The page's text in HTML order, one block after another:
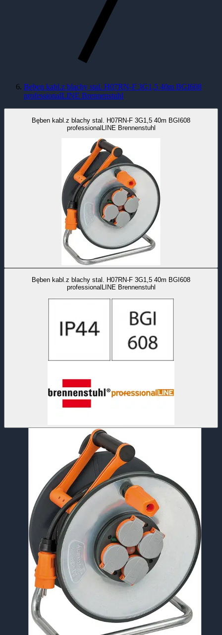
Bęben kabl.z blachy stal. H07RN-F 3G1,5 40m BGI608
professionalLINE Brennenstuhl
Bęben kabl.z blachy stal. H07RN-F 3G1,5 40m BGI608
professionalLINE Brennenstuhl
Bęben kabl.z blachy stal. H07RN-F 3G1,5 40m BGI608
professionalLINE Brennenstuhl